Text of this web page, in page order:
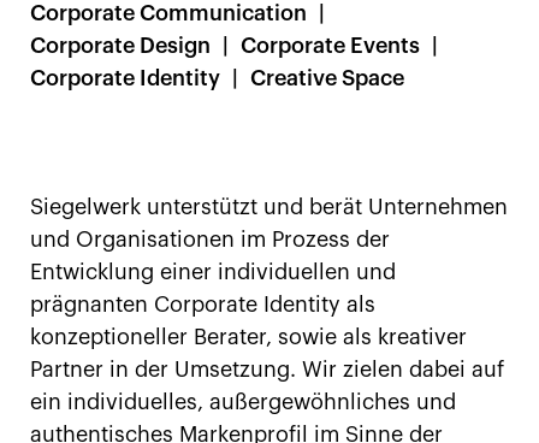
Corporate Communication
Corporate Design
Corporate Events
Corporate Identity
Creative Space
Siegelwerk unterstützt und berät Unternehmen
und Organisationen im Prozess der
Entwicklung einer individuellen und
prägnanten Corporate Identity als
konzeptioneller Berater, sowie als kreativer
Partner in der Umsetzung. Wir zielen dabei auf
ein individuelles, außergewöhnliches und
authentisches Markenprofil im Sinne der